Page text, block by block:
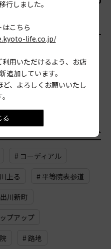
市下京区
京都市南区
市伏見区 宇治市
亀岡市
# コーディアル
上る # 平等院表参道
川新町
プアップ
# 路地
行しました。
こちら
life.co.jp/
用いただけるよう、お店
追加しています。
、よろしくお願いいたし
る